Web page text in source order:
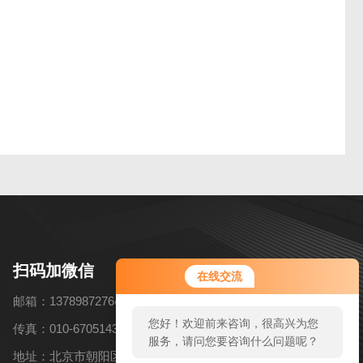
在线交流
您好！欢迎前来咨询，很高兴为您
服务，请问您要咨询什么问题呢？
扫码加微信
邮箱：1378987276@qq.com
传真：010-67051434
地址：北京市朝阳区高碑店乡北花园村6号（近韩国慕色摄